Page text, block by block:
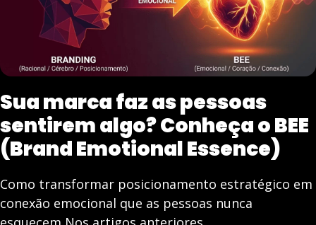
Sua marca faz as pessoas
sentirem algo? Conheça o BEE
(Brand Emotional Essence)
Como transformar posicionamento estratégico em
conexão emocional que as pessoas nunca